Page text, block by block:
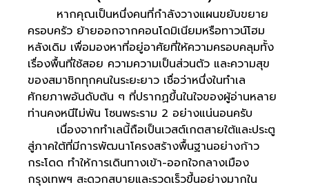
หากคุณเป็นหนึ่งคนที่กำลังวางแผนขยับขยาย
ครอบครัว ย้ายออกจากคอนโดมิเนียมหรือทาวน์โฮม
หลังเดิม เพื่อมองหาที่อยู่อาศัยที่ให้ความครอบคลุมทั้ง
เรื่องพื้นที่ใช้สอย ความความเป็นส่วนตัว และความสุข
ของสมาชิกทุกคนในระยะยาว เชื่อว่าหนึ่งในทำเล
ศักยภาพอันดับต้น ๆ ที่ปรากฏขึ้นในใจของผู้อ่านหลาย
ท่านคงหนีไม่พ้น โซนพระราม 2 อย่างแน่นอนครับ
เนื่องจากทำเลนี้ถือเป็นเวสต์เกตสายใต้และประตู
สู่ภาคใต้ที่มีการพัฒนาโครงสร้างพื้นฐานอย่างก้าว
กระโดด ทำให้การเดินทางเข้า-ออกใจกลางเมือง
กรุงเทพฯ สะดวกสบายและรวดเร็วขึ้นอย่างมากใน